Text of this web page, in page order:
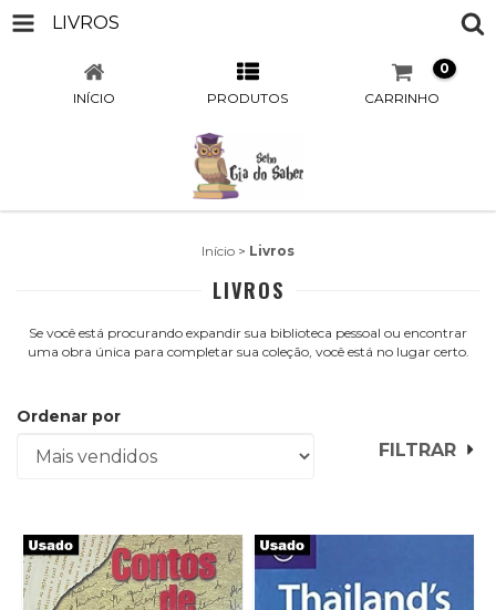
LIVROS
INÍCIO PRODUTOS CARRINHO
0
Início > Livros
LIVROS
Se você está procurando expandir sua biblioteca pessoal ou encontrar
uma obra única para completar sua coleção, você está no lugar certo.
Ordenar por
FILTRAR